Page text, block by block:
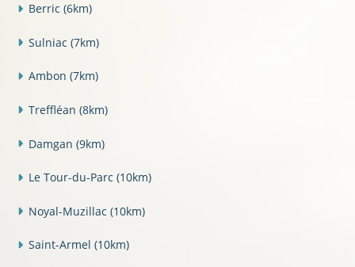
Berric (6km)
Sulniac (7km)
Ambon (7km)
Treffléan (8km)
Damgan (9km)
Le Tour-du-Parc (10km)
Noyal-Muzillac (10km)
Saint-Armel (10km)